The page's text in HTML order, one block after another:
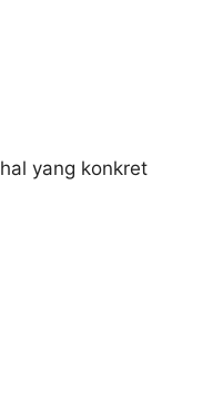
yang konkret